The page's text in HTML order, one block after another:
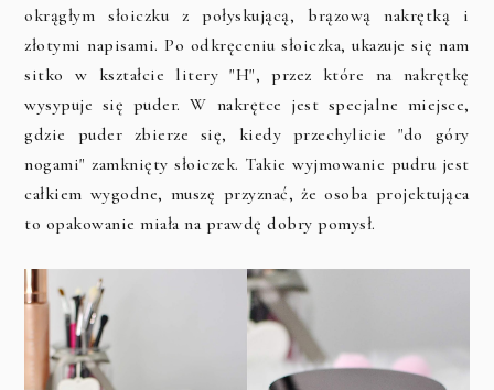
okrągłym słoiczku z połyskującą, brązową nakrętką i
złotymi napisami. Po odkręceniu słoiczka, ukazuje się nam
sitko w kształcie litery "H", przez które na nakrętkę
wysypuje się puder. W nakrętce jest specjalne miejsce,
gdzie puder zbierze się, kiedy przechylicie "do góry
nogami" zamknięty słoiczek. Takie wyjmowanie pudru jest
całkiem wygodne, muszę przyznać, że osoba projektująca
to opakowanie miała na prawdę dobry pomysł.